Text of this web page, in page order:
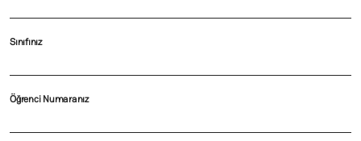
Sınıfınız
Öğrenci Numaranız